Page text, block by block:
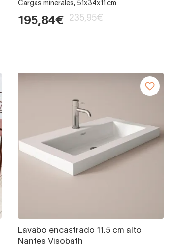
Cargas minerales, 51x34x11 cm
195,84€ 235,95€
Lavabo encastrado 11.5 cm alto
Nantes Visobath